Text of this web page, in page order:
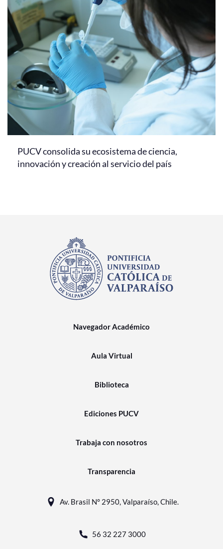
PUCV consolida su ecosistema de ciencia,
innovación y creación al servicio del país
Navegador Académico
Aula Virtual
Biblioteca
Ediciones PUCV
Trabaja con nosotros
Transparencia
Av. Brasil N° 2950, Valparaíso, Chile.
56 32 227 3000